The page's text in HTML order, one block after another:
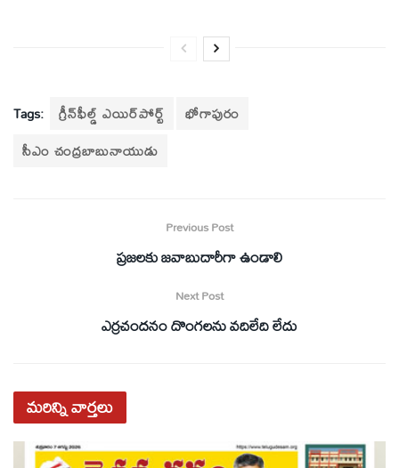
Tags: గ్రీన్‌ఫీల్డ్‌ ఎయిర్‌పోర్ట్‌
భోగాపురం
సీఎం చంద్రబాబునాయుడు
Previous Post
ప్రజలకు జవాబుదారీగా ఉండాలి
Next Post
ఎర్రచందనం దొంగలను వదిలేది లేదు
మరిన్నివార్తలు